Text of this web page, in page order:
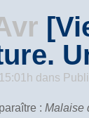
dans
: Malaise